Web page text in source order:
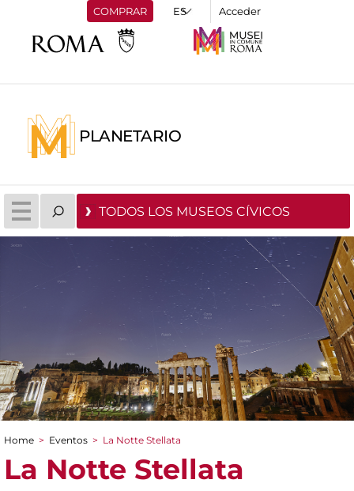
COMPRAR Acceder
PLANETARIO
TODOS LOS MUSEOS CÍVICOS
You are here
Home > Eventos > La Notte Stellata
La Notte Stellata